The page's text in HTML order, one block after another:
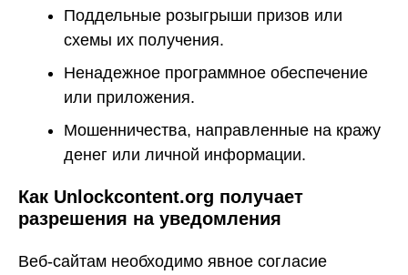
Поддельные розыгрыши призов или
схемы их получения.
Ненадежное программное обеспечение
или приложения.
Мошенничества, направленные на кражу
денег или личной информации.
Как Unlockcontent.org получает
разрешения на уведомления
Веб-сайтам необходимо явное согласие